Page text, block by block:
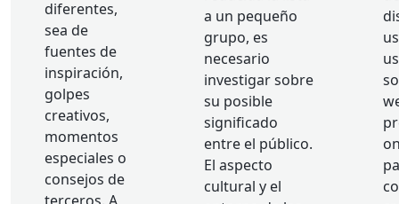
diferentes,
sea de
fuentes de
inspiración,
golpes
creativos,
momentos
especiales o
consejos de
terceros. A
a un pequeño
grupo, es
necesario
investigar sobre
su posible
significado
entre el público.
El aspecto
cultural y el